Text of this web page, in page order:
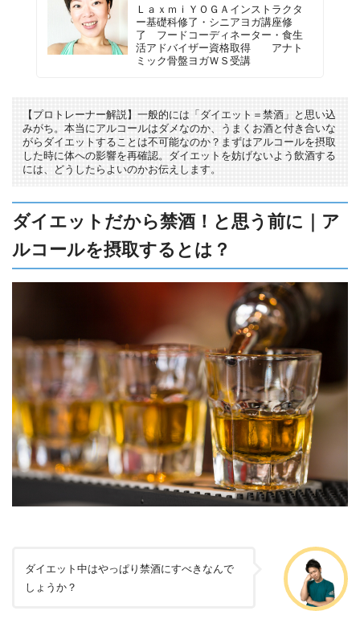
ＬａｘｍｉＹＯＧＡインストラクタ
ー基礎科修了・シニアヨガ講座修
了 フードコーディネーター・食生
活アドバイザー資格取得 アナト
ミック骨盤ヨガＷＳ受講
【プロトレーナー解説】一般的には「ダイエット＝禁酒」と思い込
みがち。本当にアルコールはダメなのか、うまくお酒と付き合いな
がらダイエットすることは不可能なのか？まずはアルコールを摂取
した時に体への影響を再確認。ダイエットを妨げないよう飲酒する
には、どうしたらよいのかお伝えします。
ダイエットだから禁酒！と思う前に｜ア
ルコールを摂取するとは？
ダイエット中はやっぱり禁酒にすべきなんで
しょうか？